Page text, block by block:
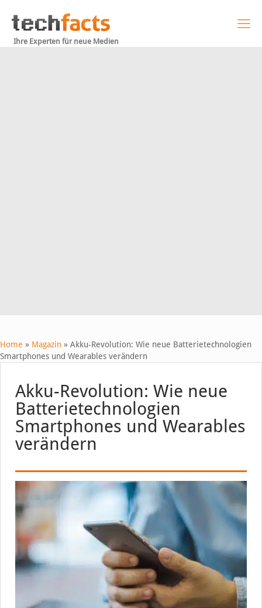
Ihre Experten für neue Medien
Home » Magazin » Akku-Revolution: Wie neue Batterietechnologien
Smartphones und Wearables verändern
Akku-Revolution: Wie neue
Batterietechnologien
Smartphones und Wearables
verändern